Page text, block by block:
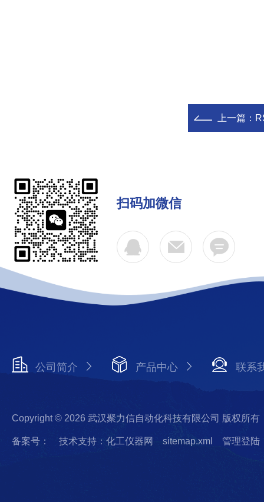
上一篇：
扫码加微信
公司简介 产品中心 联系
Copyright © 2026 武汉聚力信自动化科技有限公司 版权所有
备案号： 技术支持：化工仪器网 sitemap.xml 管理登陆